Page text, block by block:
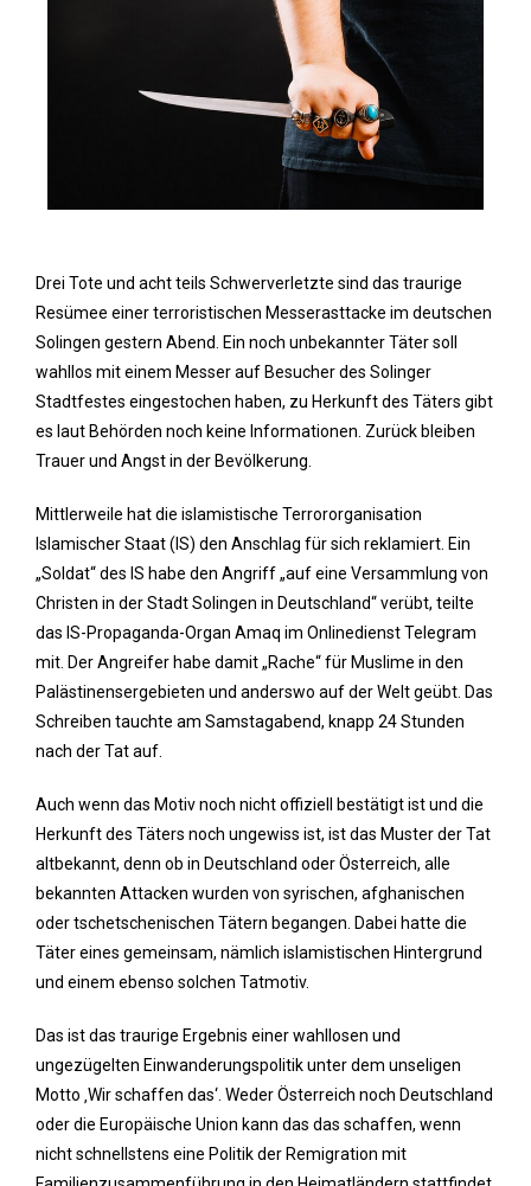
Drei Tote und acht teils Schwerverletzte sind das traurige
Resümee einer terroristischen Messerasttacke im deutschen
Solingen gestern Abend. Ein noch unbekannter Täter soll
wahllos mit einem Messer auf Besucher des Solinger
Stadtfestes eingestochen haben, zu Herkunft des Täters gibt
es laut Behörden noch keine Informationen. Zurück bleiben
Trauer und Angst in der Bevölkerung.
Mittlerweile hat die islamistische Terrororganisation
Islamischer Staat (IS) den Anschlag für sich reklamiert. Ein
„Soldat“ des IS habe den Angriff „auf eine Versammlung von
Christen in der Stadt Solingen in Deutschland“ verübt, teilte
das IS-Propaganda-Organ Amaq im Onlinedienst Telegram
mit. Der Angreifer habe damit „Rache“ für Muslime in den
Palästinensergebieten und anderswo auf der Welt geübt. Das
Schreiben tauchte am Samstagabend, knapp 24 Stunden
nach der Tat auf.
Auch wenn das Motiv noch nicht offiziell bestätigt ist und die
Herkunft des Täters noch ungewiss ist, ist das Muster der Tat
altbekannt, denn ob in Deutschland oder Österreich, alle
bekannten Attacken wurden von syrischen, afghanischen
oder tschetschenischen Tätern begangen. Dabei hatte die
Täter eines gemeinsam, nämlich islamistischen Hintergrund
und einem ebenso solchen Tatmotiv.
Das ist das traurige Ergebnis einer wahllosen und
ungezügelten Einwanderungspolitik unter dem unseligen
Motto ‚Wir schaffen das‘. Weder Österreich noch Deutschland
oder die Europäische Union kann das das schaffen, wenn
nicht schnellstens eine Politik der Remigration mit